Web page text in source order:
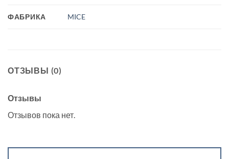
ФАБРИКА MICE
ОТЗЫВЫ (0)
Отзывы
Отзывов пока нет.